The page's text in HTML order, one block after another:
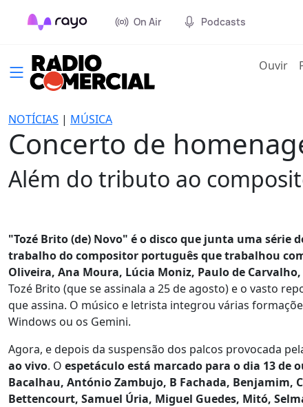
On Air Podcasts
Ouvir
NOTÍCIAS | MÚSICA
Concerto de
Além do tributo ao
"Tozé Brito (de) Novo" é o disco que junta uma
trabalho do compositor português que trabalhou
Oliveira, Ana Moura, Lúcia Moniz, Paulo de
Tozé Brito (que se assinala a 25 de agosto) e o vasto
que assina. O músico e letrista integrou várias
Windows ou os Gemini.
Agora, e depois da suspensão dos palcos provocada
ao vivo. O espetáculo está marcado para o dia 13 de
Bacalhau, António Zambujo, B Fachada, Benjamim,
Bettencourt, Samuel Úria, Miguel Guedes, Mitó,